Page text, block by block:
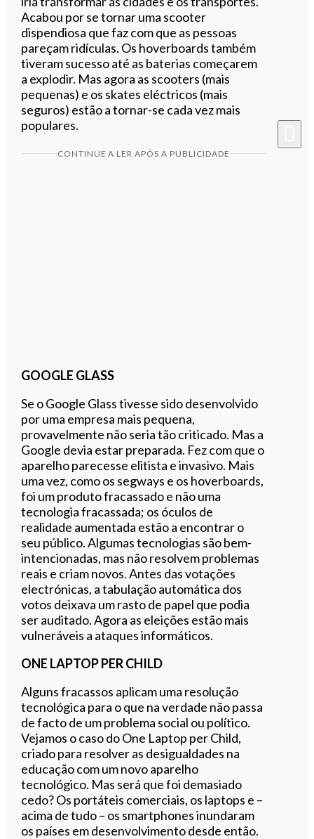
Acabou por se tornar uma scooter
dispendiosa que faz com que as pessoas
pareçam ridículas. Os hoverboards também
tiveram sucesso até as baterias começarem
a explodir. Mas agora as scooters (mais
pequenas) e os skates eléctricos (mais
seguros) estão a tornar-se cada vez mais
populares.
CONTINUE A LER APÓS A PUBLICIDADE
GOOGLE GLASS
Se o Google Glass tivesse sido desenvolvido
por uma empresa mais pequena,
provavelmente não seria tão criticado. Mas a
Google devia estar preparada. Fez com que o
aparelho parecesse elitista e invasivo. Mais
uma vez, como os segways e os hoverboards,
foi um produto fracassado e não uma
tecnologia fracassada; os óculos de
realidade aumentada estão a encontrar o
seu público. Algumas tecnologias são bem-
intencionadas, mas não resolvem problemas
reais e criam novos. Antes das votações
electrónicas, a tabulação automática dos
votos deixava um rasto de papel que podia
ser auditado. Agora as eleições estão mais
vulneráveis a ataques informáticos.
ONE LAPTOP PER CHILD
Alguns fracassos aplicam uma resolução
tecnológica para o que na verdade não passa
de facto de um problema social ou político.
Vejamos o caso do One Laptop per Child,
criado para resolver as desigualdades na
educação com um novo aparelho
tecnológico. Mas será que foi demasiado
cedo? Os portáteis comerciais, os laptops e –
acima de tudo – os smartphones inundaram
os países em desenvolvimento desde então.